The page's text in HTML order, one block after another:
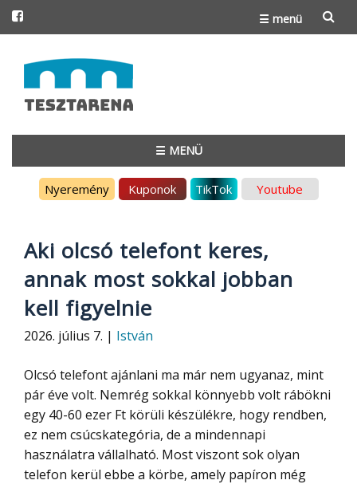
☰ menü
to
content
☰ MENÜ
Nyeremény Kuponok TikTok Youtube
Aki olcsó telefont keres,
annak most sokkal jobban
kell figyelnie
2026. július 7. | István
Olcsó telefont ajánlani ma már nem ugyanaz, mint
pár éve volt. Nemrég sokkal könnyebb volt rábökni
egy 40-60 ezer Ft körüli készülékre, hogy rendben,
ez nem csúcskategória, de a mindennapi
használatra vállalható. Most viszont sok olyan
telefon kerül ebbe a körbe, amely papíron még